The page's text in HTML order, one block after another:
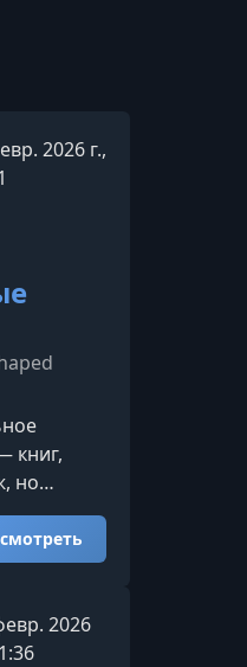
2026 г.,
книг,
но
на
—
2026